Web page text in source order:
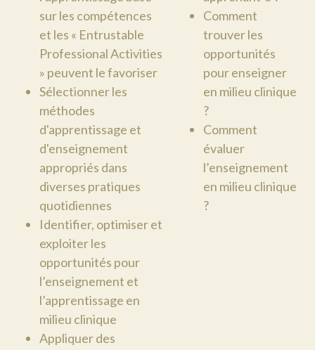
sur les compétences
et les « Entrustable
Professional Activities
» peuvent le favoriser
Sélectionner les
méthodes
d'apprentissage et
d'enseignement
appropriés dans
diverses pratiques
quotidiennes
Identifier, optimiser et
exploiter les
opportunités pour
l’enseignement et
l’apprentissage en
milieu clinique
Appliquer des
Comment
trouver les
opportunités
pour enseigner
en milieu clinique
?
Comment
évaluer
l’enseignement
en milieu clinique
?